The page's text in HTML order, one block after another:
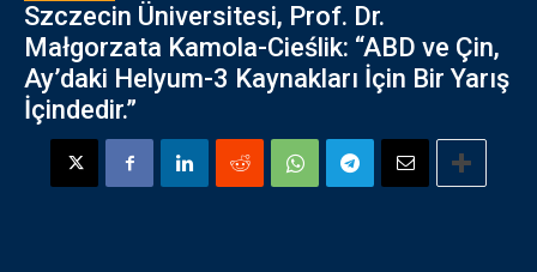
Szczecin Üniversitesi, Prof. Dr.
Małgorzata Kamola-Cieślik: “ABD ve Çin,
Ay’daki Helyum-3 Kaynakları İçin Bir Yarış
İçindedir.”